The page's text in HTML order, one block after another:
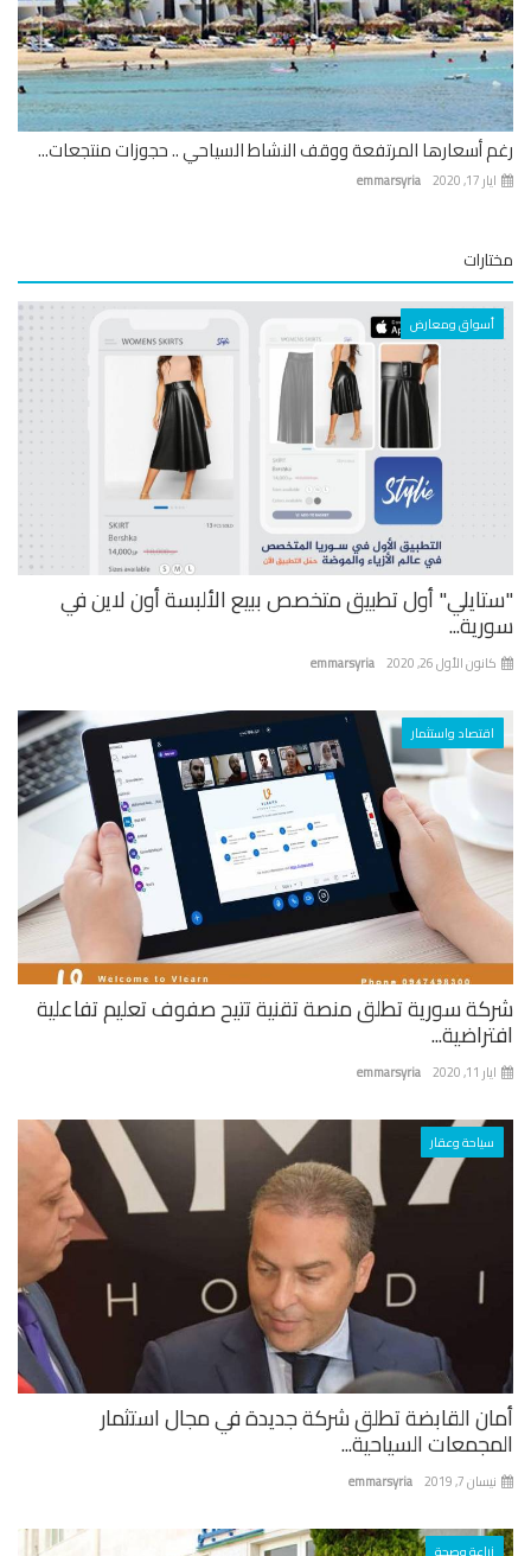
أسعارها المرتفعة ووقف النشاط السياحي .. حجوزات منتجعات...
emmarsyria
أسواق ومعارض
أول تطبيق متخصص ببيع الألبسة أون لاين في
emmarsyria الأول 26, 2020
اقتصاد واستثمار
سورية تطلق منصة تقنية تتيح صفوف تعليم تفاعلية
emmarsyria
سياحة وعقار
القابضة تطلق شركة جديدة في مجال استثمار
السياحية...
emmarsyria 7, 2019